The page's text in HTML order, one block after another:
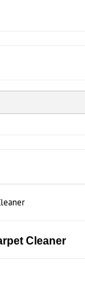
Cleaner